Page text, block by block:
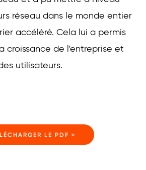
réseau dans le monde entier
accéléré. Cela lui a permis
croissance de l'entreprise et
utilisateurs.
LE PDF